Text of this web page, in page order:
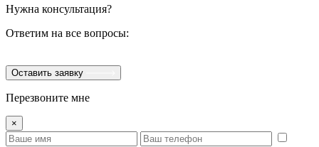
Нужна консультация?
Ответим на все вопросы:
Оставить заявку
Перезвоните мне
×